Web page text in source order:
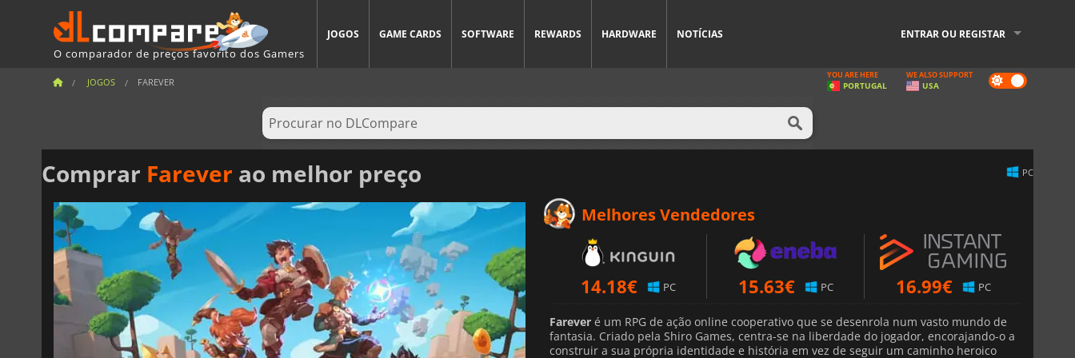
O comparador de preços favorito dos Gamers
JOGOS GAME CARDS SOFTWARE REWARDS HARDWARE NOTÍCIAS ENTRAR OU REGISTAR
JOGOS FAREVER Dark
mode
YOU ARE HERE
PORTUGAL
WE ALSO SUPPORT
USA
Comprar Farever ao melhor preço PC
Melhores Vendedores
14.18€ PC 15.63€ PC 16.99€ PC
Farever é um RPG de ação online cooperativo que se desenrola num vasto mundo de
fantasia. Criado pela Shiro Games, centra-se na liberdade do jogador, encorajando-o a
construir a sua própria identidade e história em vez de seguir um caminho heroico